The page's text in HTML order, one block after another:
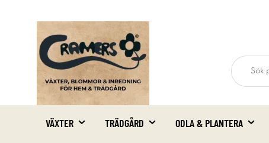
VÄXTER TRÄDGÅRD ODLA & PLANTERA